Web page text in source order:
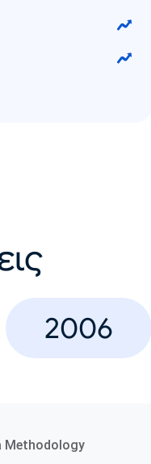
2006
Methodology